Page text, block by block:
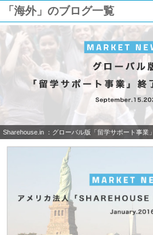
「海外」のブログ一覧
Sharehouse.in ：グローバル版「留学サポート事業